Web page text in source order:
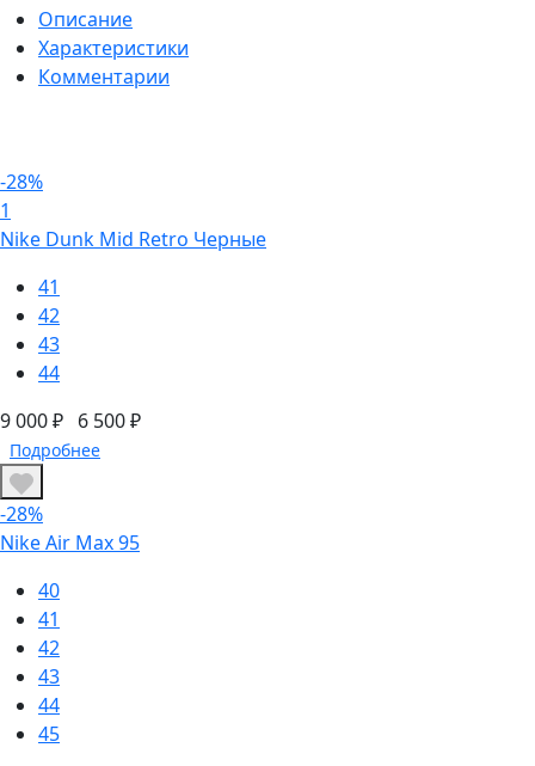
Описание
Характеристики
Комментарии
-28%
1
Nike Dunk Mid Retro Черные
41
42
43
44
9 000 ₽ 6 500 ₽
Подробнее
-28%
Nike Air Max 95
40
41
42
43
44
45